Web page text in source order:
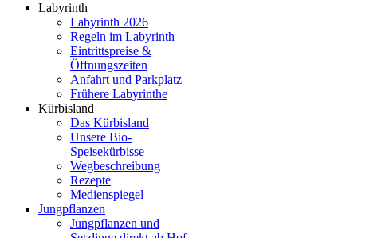
Labyrinth
Labyrinth 2026
Regeln im Labyrinth
Eintrittspreise &
Öffnungszeiten
Anfahrt und Parkplatz
Frühere Labyrinthe
Kürbisland
Das Kürbisland
Unsere Bio-
Speisekürbisse
Wegbeschreibung
Rezepte
Medienspiegel
Jungpflanzen
Jungpflanzen und